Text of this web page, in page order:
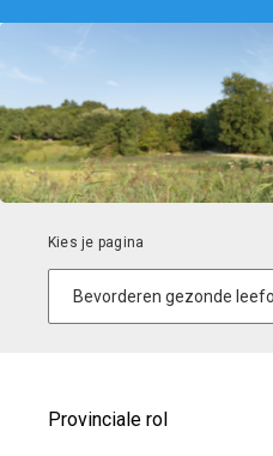
Provinciale rol